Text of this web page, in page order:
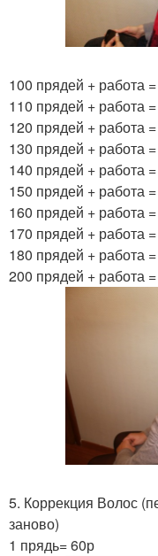
100 прядей + работа
110 прядей + работа
120 прядей + работа
130 прядей + работа
140 прядей + работа
150 прядей + работа
160 прядей + работа
170 прядей + работа
180 прядей + работа
200 прядей + работа
5. Коррекция Волос
заново)
1 прядь= 60р